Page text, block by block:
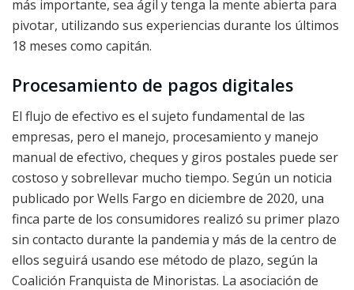
más importante, sea ágil y tenga la mente abierta para
pivotar, utilizando sus experiencias durante los últimos
18 meses como capitán.
Procesamiento de pagos digitales
El flujo de efectivo es el sujeto fundamental de las
empresas, pero el manejo, procesamiento y manejo
manual de efectivo, cheques y giros postales puede ser
costoso y sobrellevar mucho tiempo. Según un noticia
publicado por Wells Fargo en diciembre de 2020, una
finca parte de los consumidores realizó su primer plazo
sin contacto durante la pandemia y más de la centro de
ellos seguirá usando ese método de plazo, según la
Coalición Franquista de Minoristas. La asociación de